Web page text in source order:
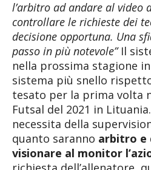
l’arbitro ad andare al video
controllare le richieste dei
decisione opportuna. Una
passo in più notevole”Il
nella prossima stagione
sistema più snello
tesato per la prima volta
Futsal del 2021 in
necessita della
quanto saranno arbitro e
visionare al monitor